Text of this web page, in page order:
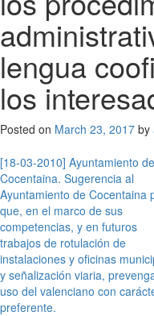
lengua
los
Posted on March 23, 2017 by
Post
navigation
[18-03-2010] Ayuntamiento de
Cocentaina. Sugerencia al
Ayuntamiento de Cocentaina
que, en el marco de sus
competencias, y en futuros
trabajos de rotulación de
instalaciones y oficinas
y señalización viaria,
uso del valenciano con
preferente.